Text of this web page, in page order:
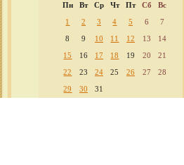
Пн
Вт Ср Чт Пт Сб
Вс
1
2 3 4 5 6
7
8
9 10 11 12 13
14
15
16 17 18 19 20
21
22
23 24 25 26 27
28
29
30 31